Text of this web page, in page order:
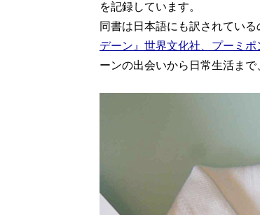
を記録しています。
同書は日本語にも訳されている
デーン』世界文化社、プーミ
ーンの出会いから日常生活ま